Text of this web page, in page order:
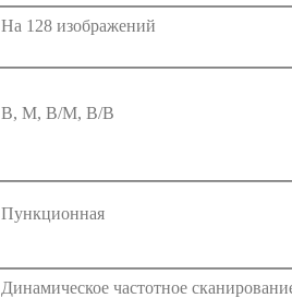
На 128 изображений
B, М, B/M, B/B
Пункционная
Динамическое частотное